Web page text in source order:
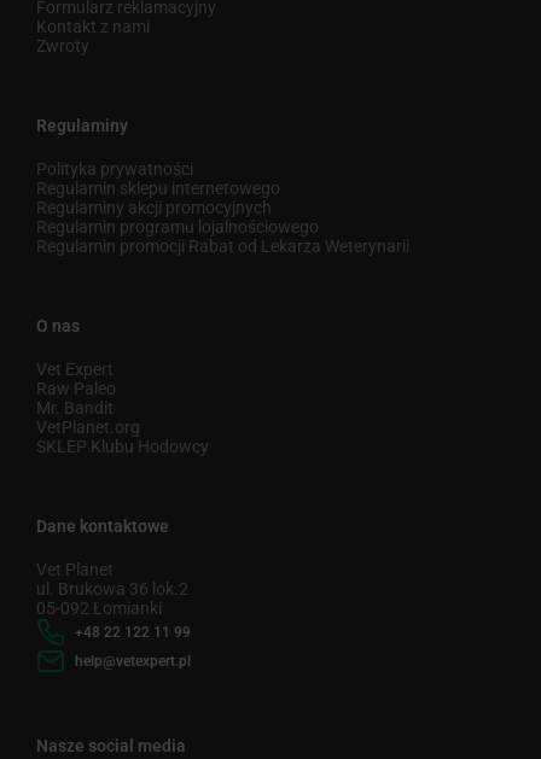
Formularz reklamacyjny
Kontakt z nami
Zwroty
Regulaminy
Polityka prywatności
Regulamin sklepu internetowego
Regulaminy akcji promocyjnych
Regulamin programu lojalnościowego
Regulamin promocji Rabat od Lekarza Weterynarii
O nas
Vet Expert
Raw Paleo
Mr. Bandit
VetPlanet.org
SKLEP Klubu Hodowcy
Dane kontaktowe
Vet Planet
ul. Brukowa 36 lok.2
05-092 Łomianki
+48 22 122 11 99
help@vetexpert.pl
Nasze social media